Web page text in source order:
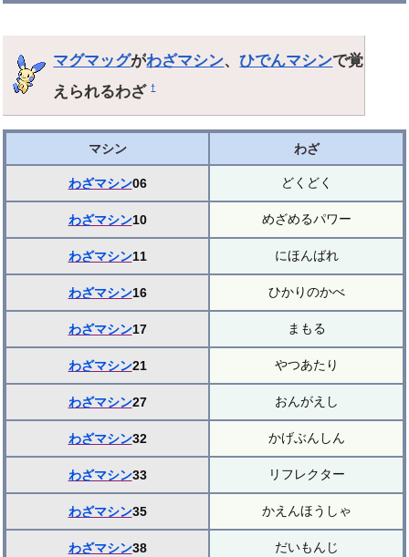
マグマッグがわざマシン、ひでんマシンで覚
えられるわざ†
マシン わざ
わざマシン06 どくどく
わざマシン10 めざめるパワー
わざマシン11 にほんばれ
わざマシン16 ひかりのかべ
わざマシン17 まもる
わざマシン21 やつあたり
わざマシン27 おんがえし
わざマシン32 かげぶんしん
わざマシン33 リフレクター
わざマシン35 かえんほうしゃ
わざマシン38 だいもんじ